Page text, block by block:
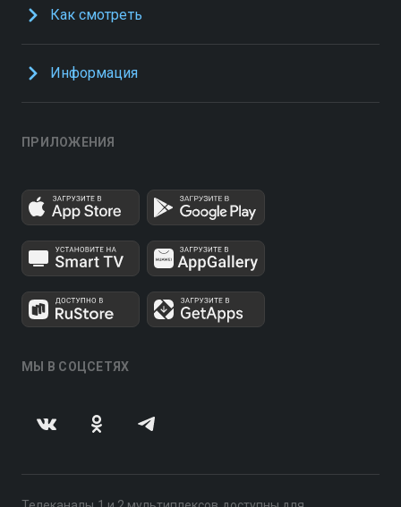
Как смотреть
Информация
ПРИЛОЖЕНИЯ
МЫ В СОЦСЕТЯХ